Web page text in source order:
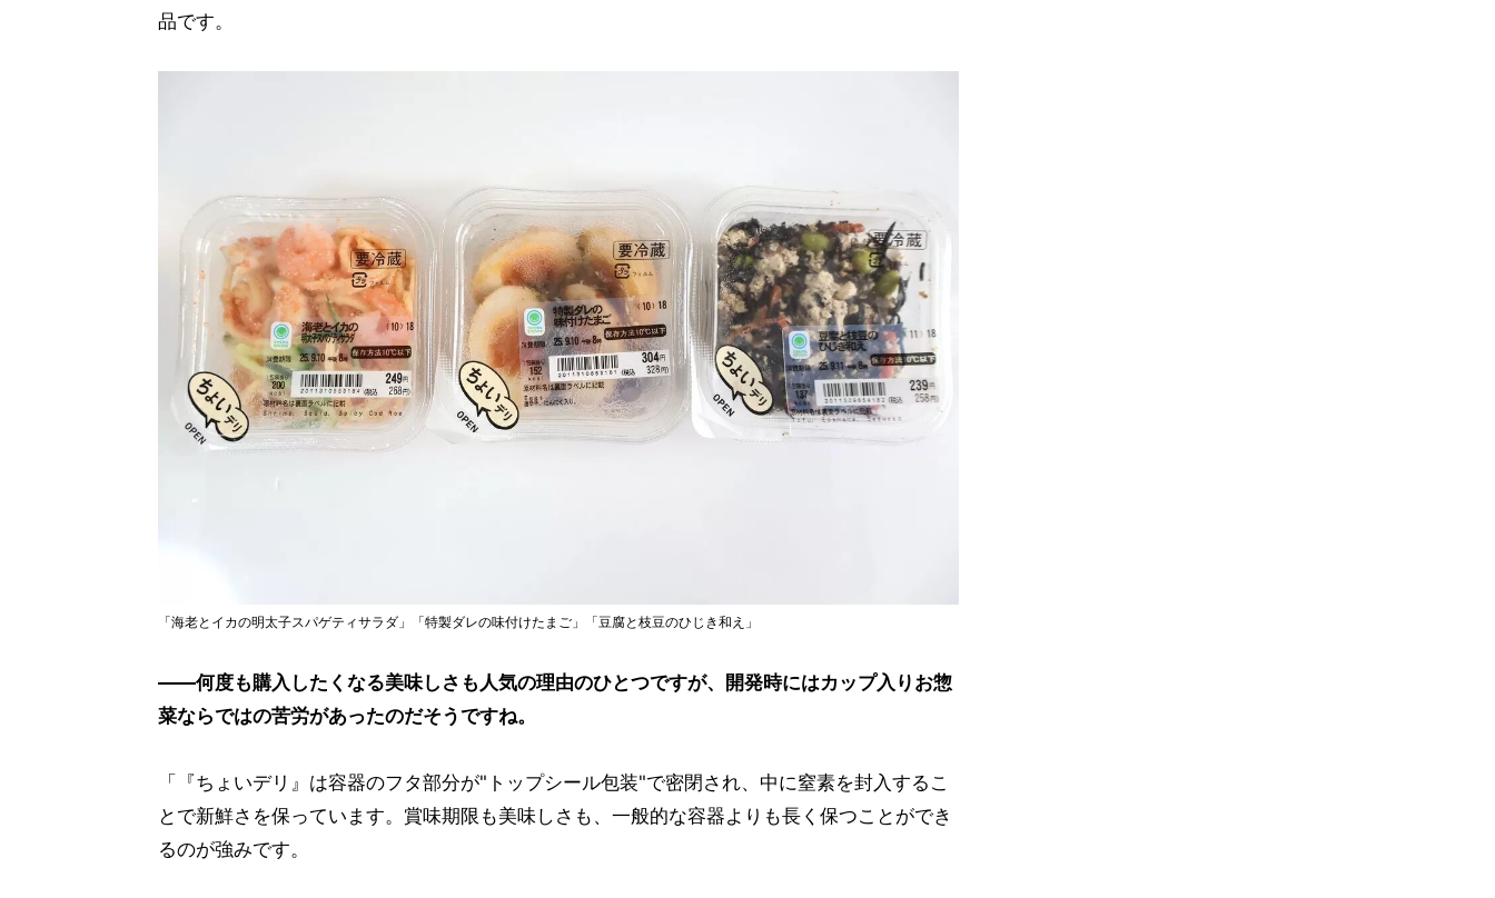
品です。
「海老とイカの明太子スパゲティサラダ」「特製ダレの味付けたまご」「豆腐と枝豆のひじき和え」
——何度も購入したくなる美味しさも人気の理由のひとつですが、開発時にはカップ入りお惣
菜ならではの苦労があったのだそうですね。
「『ちょいデリ』は容器のフタ部分が"トップシール包装"で密閉され、中に窒素を封入するこ
とで新鮮さを保っています。賞味期限も美味しさも、一般的な容器よりも長く保つことができ
るのが強みです。